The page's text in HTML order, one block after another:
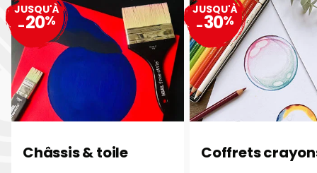
Châssis & toile
JUSQU'À
-20%
Coffrets
JUSQU'À
-30%